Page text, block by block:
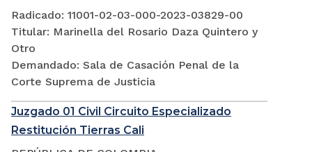
Radicado: 11001-02-03-000-2023-03829-00
Titular: Marinella del Rosario Daza Quintero y
Otro
Demandado: Sala de Casación Penal de la
Corte Suprema de Justicia
Juzgado 01 Civil Circuito Especializado
Restitución Tierras Cali